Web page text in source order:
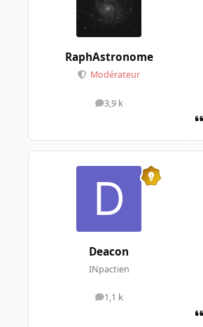
RaphAstronome
Modérateur
3,9 k
messages
Deacon
INpactien
1,1 k
messages